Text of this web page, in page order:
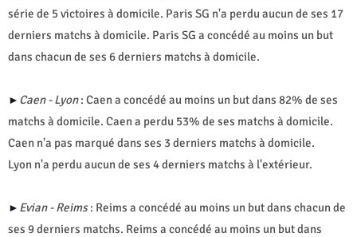
série de 5 victoires à domicile. Paris SG n'a perdu aucun de ses 17
derniers matchs à domicile. Paris SG a concédé au moins un but
dans chacun de ses 6 derniers matchs à domicile.
► Caen - Lyon: Caen a concédé au moins un but dans 82% de ses
matchs à domicile. Caen a perdu 53% de ses matchs à domicile.
Caen n'a pas marqué dans ses 3 derniers matchs à domicile.
Lyon n'a perdu aucun de ses 4 derniers matchs à l'extérieur.
► Evian - Reims: Reims a concédé au moins un but dans chacun de
ses 9 derniers matchs. Reims a concédé au moins un but dans